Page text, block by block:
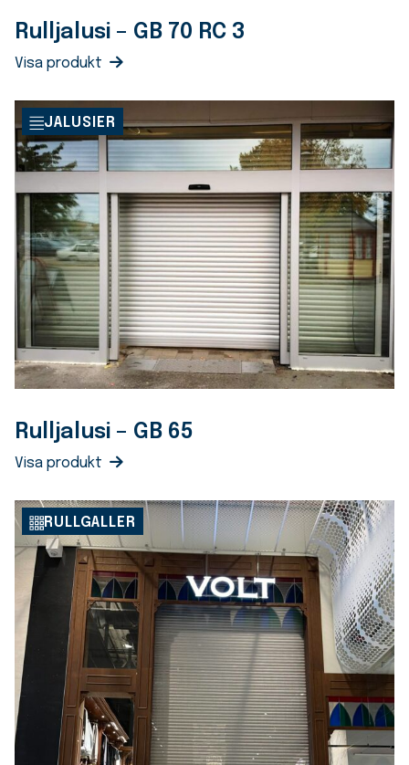
Rulljalusi – GB 70 RC 3
Visa produkt
JALUSIER
Rulljalusi – GB 65
Visa produkt
RULLGALLER